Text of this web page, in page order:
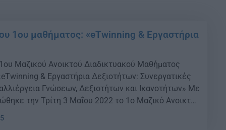
1ου μαθήματος: «eTwinning & Εργαστήρια
Μαζικού Ανοικτού Διαδικτυακού Μαθήματος
& Εργαστήρια Δεξιοτήτων: Συνεργατικές
Γνώσεων, Δεξιοτήτων και Ικανοτήτων» Με
την Τρίτη 3 Μαΐου 2022 το 1ο Μαζικό Ανοικτό
(ΜΟΟC) με θέμα: «eTwinning & Εργαστήρια
Δράσεις για την Καλλιέργεια Γνώσεων,